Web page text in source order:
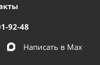
92-48
Написать в Мах